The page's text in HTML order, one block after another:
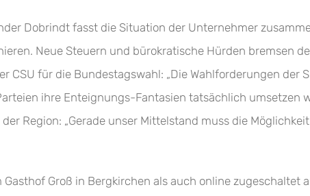
Dobrindt fasst die Situation der Unternehmer
Neue Steuern und bürokratische Hürden bremsen
für die Bundestagswahl: „Die Wahlforderungen der
ihre Enteignungs-Fantasien tatsächlich umsetzen
Region: „Gerade unser Mittelstand muss die
Groß in Bergkirchen als auch online zugeschaltet